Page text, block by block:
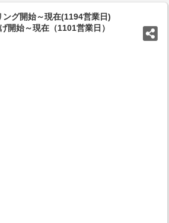
グ開始～現在(1194営業日)
始～現在（1101営業日）